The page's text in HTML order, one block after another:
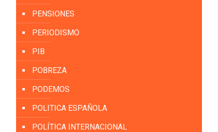
PENSIONES
PERIODISMO
PIB
POBREZA
PODEMOS
POLITICA ESPAÑOLA
POLÍTICA INTERNACIONAL